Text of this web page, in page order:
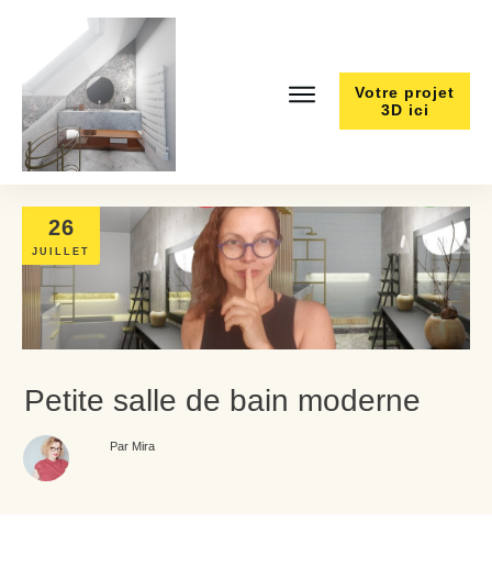
Votre projet
3D ici
26
JUILLET
Petite salle de bain moderne
Par Mira